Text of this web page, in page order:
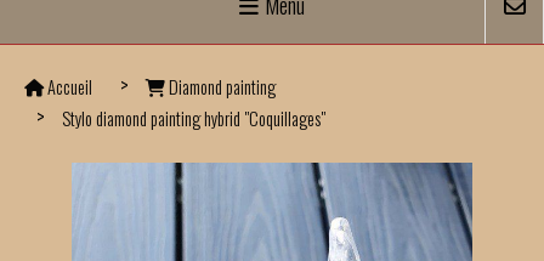
Accueil
Diamond painting
Stylo diamond painting hybrid "Coquillages"